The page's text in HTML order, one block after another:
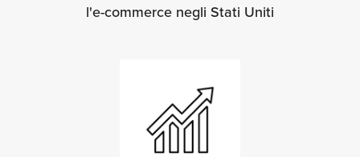
l'e-commerce negli Stati Uniti